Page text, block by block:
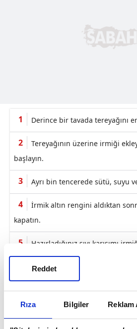
Rıza Bilgiler Reklam
Reddet
Derince bir tavada tereyağını
Tereyağının üzerine irmiği
başlayın.
Ayrı bin tencerede sütü, suyu
İrmik altın rengini aldıktan
kapatın.
Hazırladığınız sıvı karışımı
malzemeler özdeşleşene kadar
İrmiğin kapağını kapatın,
Malzemeler katı kıvam